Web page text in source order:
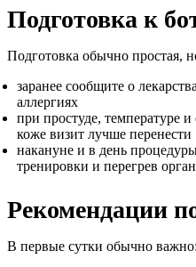
Подготовка к
Подготовка обычно простая,
заранее сообщите о
аллергиях
при простуде, температуре
коже визит лучше перенести
накануне и в день
тренировки и перегрев
Рекомендации
В первые сутки обычно важно: